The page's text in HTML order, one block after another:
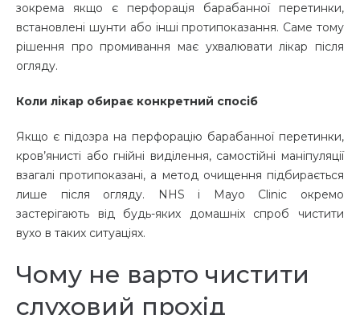
зокрема якщо є перфорація барабанної перетинки,
встановлені шунти або інші протипоказання. Саме тому
рішення про промивання має ухвалювати лікар після
огляду.
Коли лікар обирає конкретний спосіб
Якщо є підозра на перфорацію барабанної перетинки,
кров’янисті або гнійні виділення, самостійні маніпуляції
взагалі протипоказані, а метод очищення підбирається
лише після огляду. NHS і Mayo Clinic окремо
застерігають від будь-яких домашніх спроб чистити
вухо в таких ситуаціях.
Чому не варто чистити
слуховий прохід